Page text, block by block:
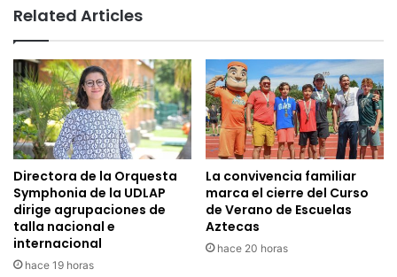
Related Articles
Directora de la Orquesta
Symphonia de la UDLAP
dirige agrupaciones de
talla nacional e
internacional
hace 19 horas
La convivencia familiar
marca el cierre del Curso
de Verano de Escuelas
Aztecas
hace 20 horas